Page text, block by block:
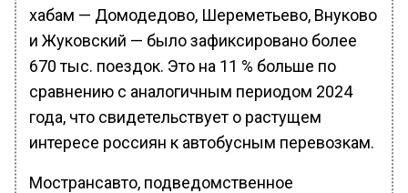
хабам — Домодедово, Шереметьево, Внуково
и Жуковский — было зафиксировано более
670 тыс. поездок. Это на 11 % больше по
сравнению с аналогичным периодом 2024
года, что свидетельствует о растущем
интересе россиян к автобусным перевозкам.
Мострансавто, подведомственное